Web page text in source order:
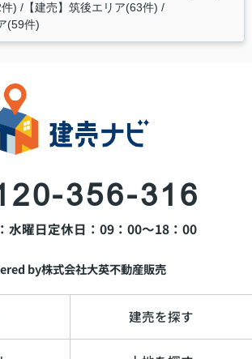
) 【建売】筑後エリア(63件)
(59件)
356-316
水曜日定休日：09：00～18：00
by株式会社大英不動産販売
建売を探す